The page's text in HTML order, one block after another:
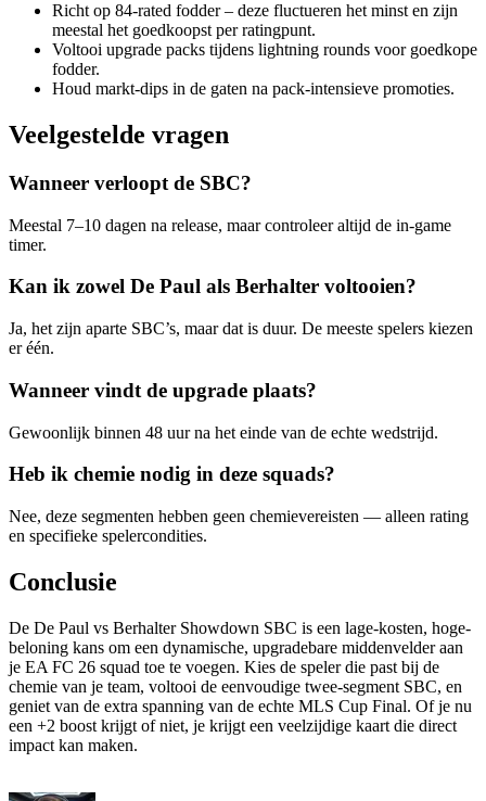
Richt op 84-rated fodder – deze fluctueren het minst en zijn
meestal het goedkoopst per ratingpunt.
Voltooi upgrade packs tijdens lightning rounds voor goedkope
fodder.
Houd markt-dips in de gaten na pack-intensieve promoties.
Veelgestelde vragen
Wanneer verloopt de SBC?
Meestal 7–10 dagen na release, maar controleer altijd de in-game
timer.
Kan ik zowel De Paul als Berhalter voltooien?
Ja, het zijn aparte SBC’s, maar dat is duur. De meeste spelers kiezen
er één.
Wanneer vindt de upgrade plaats?
Gewoonlijk binnen 48 uur na het einde van de echte wedstrijd.
Heb ik chemie nodig in deze squads?
Nee, deze segmenten hebben geen chemievereisten — alleen rating
en specifieke spelercondities.
Conclusie
De De Paul vs Berhalter Showdown SBC is een lage-kosten, hoge-
beloning kans om een dynamische, upgradebare middenvelder aan
je EA FC 26 squad toe te voegen. Kies de speler die past bij de
chemie van je team, voltooi de eenvoudige twee-segment SBC, en
geniet van de extra spanning van de echte MLS Cup Final. Of je nu
een +2 boost krijgt of niet, je krijgt een veelzijdige kaart die direct
impact kan maken.